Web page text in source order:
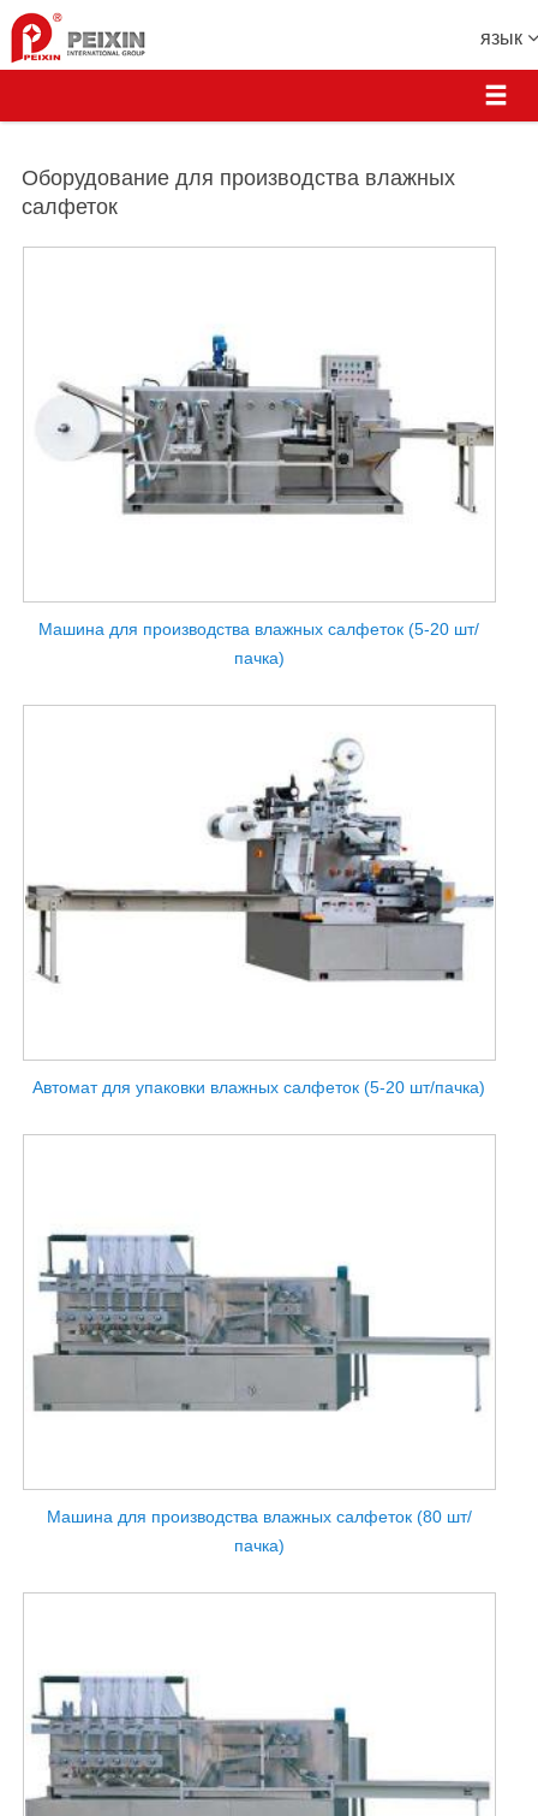
язык
Оборудование для производства влажных
салфеток
Машина для производства влажных салфеток (5-20 шт/
пачка)
Автомат для упаковки влажных салфеток (5-20 шт/пачка)
Машина для производства влажных салфеток (80 шт/
пачка)